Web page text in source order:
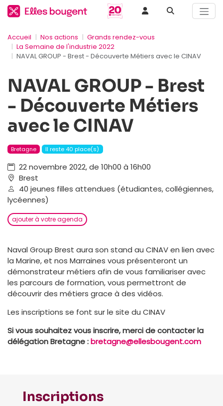
Accueil Nos actions
Grands rendez-vous
La Semaine de l'industrie 2022
NAVAL GROUP - Brest - Découverte Métiers avec le CINAV
NAVAL GROUP - Brest
- Découverte Métiers
avec le CINAV
Bretagne Il reste 40 place(s)
22 novembre 2022, de 10h00 à 16h00
Brest
40 jeunes filles attendues (étudiantes, collégiennes,
lycéennes)
ajouter à votre agenda
Naval Group Brest aura son stand au CINAV en lien avec
la Marine, et nos Marraines vous présenteront un
démonstrateur métiers afin de vous familiariser avec
les parcours de formation, vous permettront de
découvrir des métiers grace à des vidéos.
Les inscriptions se font sur le site du CINAV
Si vous souhaitez vous inscrire, merci de contacter la
délégation Bretagne :bretagne@ellesbougent.com
Inscriptions